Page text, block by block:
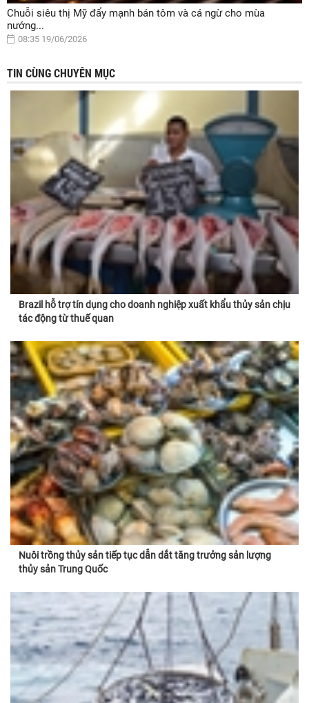
Chuỗi siêu thị Mỹ đẩy mạnh bán tôm và cá ngừ cho mùa
nướng...
08:35 19/06/2026
TIN CÙNG CHUYÊN MỤC
Brazil hỗ trợ tín dụng cho doanh nghiệp xuất khẩu thủy sản chịu
tác động từ thuế quan
Nuôi trồng thủy sản tiếp tục dẫn dắt tăng trưởng sản lượng
thủy sản Trung Quốc